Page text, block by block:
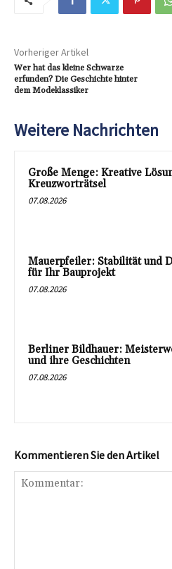
Vorheriger Artikel
Wer hat das kleine Schwarze
erfunden? Die Geschichte hinter
dem Modeklassiker
Weitere Nachrichten
Große Menge: Kreative
Kreuzworträtsel
07.08.2026
Mauerpfeiler: Stabilität und
für Ihr Bauprojekt
07.08.2026
Berliner Bildhauer:
und ihre Geschichten
07.08.2026
Kommentieren Sie den Artikel